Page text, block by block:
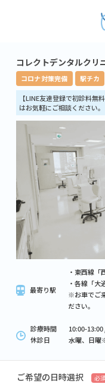
コレクトデンタルクリ
コロナ対策完備 駅チカ
【LINE友達登録で初診料無
はお気軽にご相談ください。
最寄り駅
・東西線「
・各線「大
※お車でご
ださい。
診療時間
10:00-
休診日
水曜、日曜
ご希望の日時選択 必